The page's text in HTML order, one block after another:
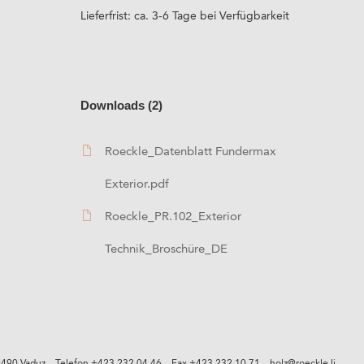
Lieferfrist: ca. 3-6 Tage bei Verfügbarkeit
Downloads (2)
Roeckle_Datenblatt Fundermax
Exterior.pdf
Roeckle_PR.102_Exterior
Technik_Broschüre_DE